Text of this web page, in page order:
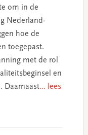
om in de
Nederland-
hoe de
toegepast.
met de rol
en
Daarnaast... lees